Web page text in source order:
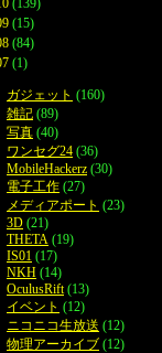
(139)
(15)
(84)
(1)
ガジェット (160)
雑記 (89)
写真 (40)
ワンセグ24 (36)
MobileHackerz (30)
電子工作 (27)
メディアポート (23)
3D (21)
THETA (19)
IS01 (17)
NKH (14)
OculusRift (13)
イベント (12)
ニコニコ生放送 (12)
物理アーカイブ (12)